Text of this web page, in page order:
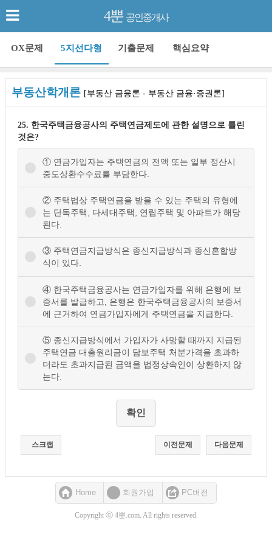
4뿐 공인중개사
OX문제 5지선다형 기출문제 핵심요약
부동산학개론 [부동산 금융론 - 부동산 금융·증권론]
25. 한국주택금융공사의 주택연금제도에 관한 설명으로 틀린
것은?
① 연금가입자는 주택연금의 전액 또는 일부 정산시
중도상환수수료를 부담한다.
② 주택법상 주택연금을 받을 수 있는 주택의 유형에
는 단독주택, 다세대주택, 연립주택 및 아파트가 해당
된다.
③ 주택연금지급방식은 종신지급방식과 종신혼합방
식이 있다.
④ 한국주택금융공사는 연금가입자를 위해 은행에 보
증서를 발급하고, 은행은 한국주택금융공사의 보증서
에 근거하여 연금가입자에게 주택연금을 지급한다.
⑤ 종신지급방식에서 가입자가 사망할 때까지 지급된
주택연금 대출원리금이 담보주택 처분가격을 초과하
더라도 초과지급된 금액을 법정상속인이 상환하지 않
는다.
스크랩 다음문제
이전문제
Home 회원가입 PC버전
Copyright ⓒ 4뿐.com. All rights reserved.